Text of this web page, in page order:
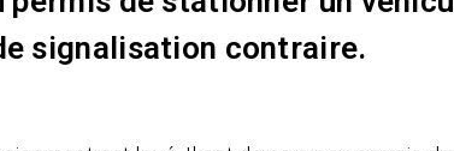
signalisation contraire.